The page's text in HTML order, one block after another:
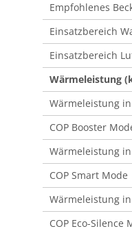
Empfohlenes
Einsatzbereich
Einsatzbereich
Wärmeleistung
Wärmeleistung
COP Booster
Wärmeleistung
COP Smart Mode
Wärmeleistung in
COP Eco-Silence